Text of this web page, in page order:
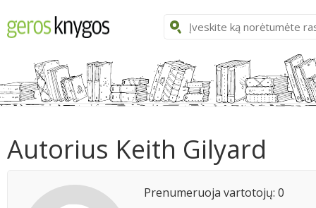
Autorius Keith Gilyard
Prenumeruoja vartotojų: 0